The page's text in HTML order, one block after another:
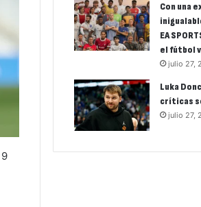
Con una
EA
el fútbol
julio 27,
Luka
críticas
julio 27,